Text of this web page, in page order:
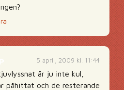
5 april, 2009 kl. 11:44
är ju inte kul,
påhittat och de resterande